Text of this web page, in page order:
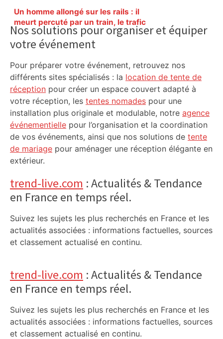
Un homme allongé sur les rails : il
meurt percuté par un train, le trafic
ferroviaire à l’arrêt dans le Lauragais,
au sud de Toulouse – ladepeche.fr
Primary
Sidebar
Nos solutions pour organiser et équiper
votre événement
Pour préparer votre événement, retrouvez nos
différents sites spécialisés : la location de tente de
réception pour créer un espace couvert adapté à
votre réception, les tentes nomades pour une
installation plus originale et modulable, notre agence
événementielle pour l’organisation et la coordination
de vos événements, ainsi que nos solutions de tente
de mariage pour aménager une réception élégante en
extérieur.
trend-live.com : Actualités & Tendance
en France en temps réel.
Suivez les sujets les plus recherchés en France et les
actualités associées : informations factuelles, sources
et classement actualisé en continu.
trend-live.com : Actualités & Tendance
en France en temps réel.
Suivez les sujets les plus recherchés en France et les
actualités associées : informations factuelles, sources
et classement actualisé en continu.